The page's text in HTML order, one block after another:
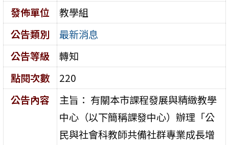
發佈單位
教學組
公告類別
最新消息
公告等級
轉知
點閱次數
220
公告內容
主旨： 有關本市課程發展與精緻教學
中心（以下簡稱課發中心）辦理「公
民與社會科教師共備社群專業成長增